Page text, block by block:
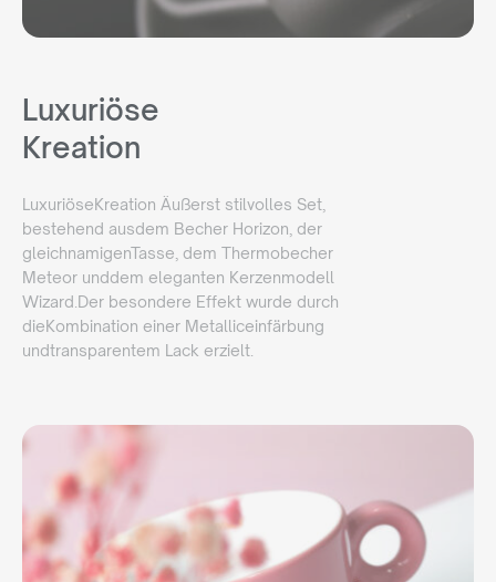
Luxuriöse
Kreation
LuxuriöseKreation Äußerst stilvolles Set,
bestehend ausdem Becher Horizon, der
gleichnamigenTasse, dem Thermobecher
Meteor unddem eleganten Kerzenmodell
Wizard.Der besondere Effekt wurde durch
dieKombination einer Metalliceinfärbung
undtransparentem Lack erzielt.